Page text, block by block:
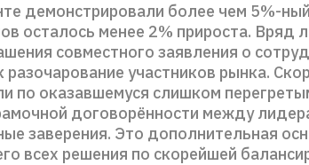
демонстрировали более чем 5%-
осталось менее 2% прироста. Вряд
совместного заявления о
разочарование участников рынка.
по оказавшемуся слишком
договорённости между
заверения. Это дополнительная
всех решения по скорейшей